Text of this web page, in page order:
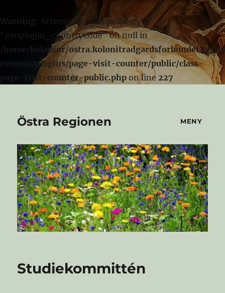
Warning : Attempt to read property
"geoplugin_countryCode" on null in
/home/kolonior/ostra.kolonitradgardsforbundet.se/
content/plugins/page-visit-counter/public/class-
page-visit-counter-public.php on line 227
Östra Regionen MENY
Studiekommittén